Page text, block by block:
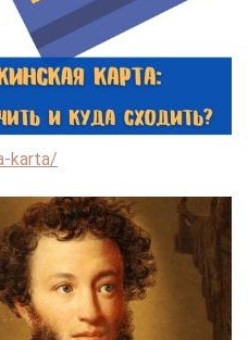
karta/